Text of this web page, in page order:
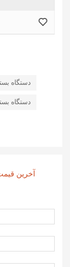
دستگاه
دستگاه
آخرین